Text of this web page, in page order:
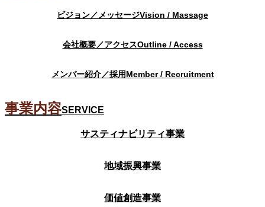
ビジョン／メッセージVision / Massage
会社概要／アクセスOutline / Access
メンバー紹介／採用Member / Recruitment
事業内容SERVICE
サスティナビリティ事業
地域振興事業
価値創造事業